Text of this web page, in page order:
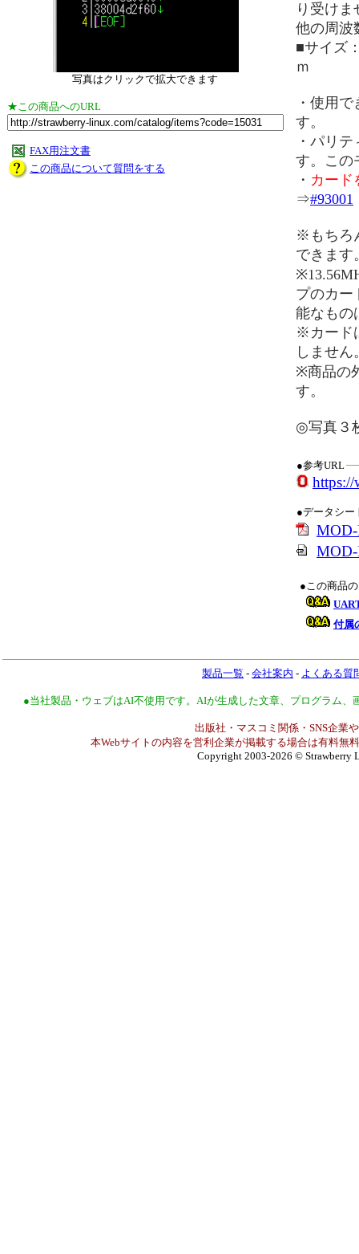
写真はクリックで拡大できます
★この商品へのURL
FAX用注文書
この商品について質問をする
り受け
他の周波
■サイズ
ｍ
・使用
す。
・パリ
す。この
・ カード
⇒#93001
※もちろ
できます
プのカー
能なもの
※カード
しません
※商品の
す。
◎写真３
●参考URL
●データシー
●この商品
付属
製品一覧 - 会社案内 - よくある質
●当社製品・ウェブはAI不使用です。AIが生成した文章、プログラム
出版社・マスコミ関係・SNS企業
本Webサイトの内容を営利企業が掲載する場合は有料無
Copyright 2003-2026 © Strawberry